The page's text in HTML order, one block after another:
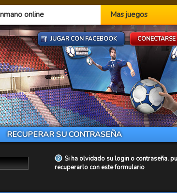
online Mas juegos
JUGAR CON FACEBOOK CONECTARSE
RECUPERAR SU CONTRASEÑA
Si ha olvidado su login o contraseña,
recuperarlo con este formulario